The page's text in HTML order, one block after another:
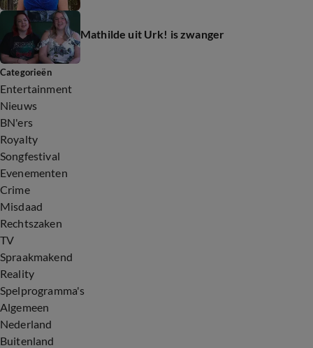
Mathilde uit Urk! is zwanger
Categorieën
Entertainment
Nieuws
BN'ers
Royalty
Songfestival
Evenementen
Crime
Misdaad
Rechtszaken
TV
Spraakmakend
Reality
Spelprogramma's
Algemeen
Nederland
Buitenland